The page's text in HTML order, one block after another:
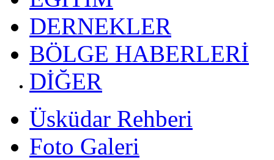
DERNEKLER
BÖLGE HABERLERİ
DİĞER
Üsküdar Rehberi
Foto Galeri